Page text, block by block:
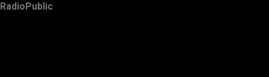
RadioPublic